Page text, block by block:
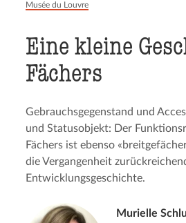
Musée du Louvre
Eine kleine
Fächers
Gebrauchsgegenstand und
und Statusobjekt: Der
Fächers ist ebenso
die Vergangenheit
Entwicklungsgeschichte.
Murielle